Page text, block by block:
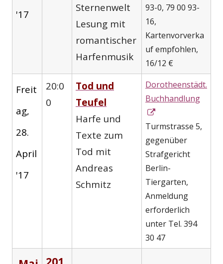
'17
Sternenwelt
Lesung mit
romantischer
Harfenmusik
93-0, 79 00 93-
16,
Kartenvorverka
uf empfohlen,
16/12 €
Freit
ag,
28.
April
'17
20:0
0
Tod und
Teufel
Harfe und
Texte zum
Tod mit
Andreas
Schmitz
Dorotheenstädt.
Buchhandlung
neuem
Fenster
öffnen
Turmstrasse 5,
gegenüber
Strafgericht
Berlin-
Tiergarten,
Anmeldung
erforderlich
unter Tel. 394
30 47
201